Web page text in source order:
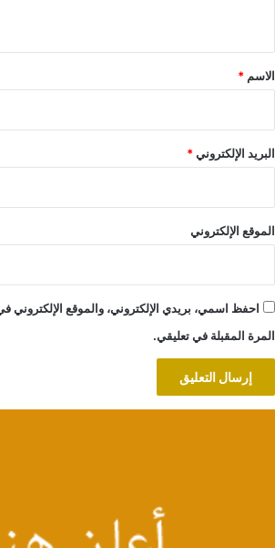
*
الاسم *
البريد الإلكتروني*
الموقع الإلكتروني
احفظ اسمي، بريدي الإلكتروني، والموقع الإلكتروني
المرة المقبلة في تعليقي.